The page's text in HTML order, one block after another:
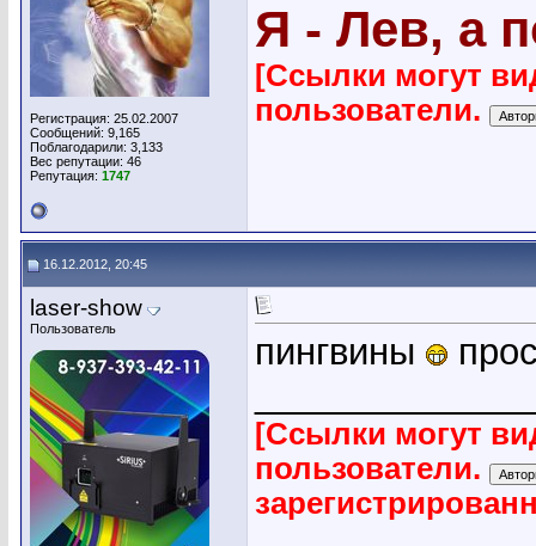
Регистрация: 25.02.2007
Сообщений: 9,165
Поблагодарили: 3,133
Вес репутации: 46
Репутация: 1747
Я - Лев, а
[Ссылки могут
пользователи.
16.12.2012, 20:45
laser-show
Пользователь
пингвины
[Ссылки могут
пользователи.